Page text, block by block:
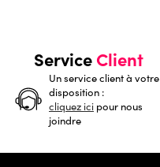
ServiceClient
Un service client à votre
disposition :
cliquez ici pour nous
joindre